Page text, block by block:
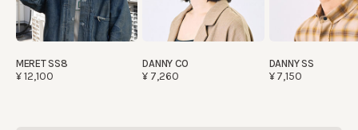
MERET SS8
¥12,100
DANNY CO
¥7,260
DANNY SS
¥7,150